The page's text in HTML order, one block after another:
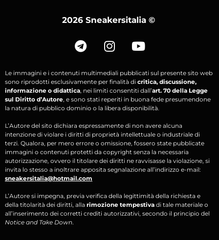
2026 Sneakersitalia ©
Le immagini e i contenuti multimediali pubblicati sul presente sito web
sono riprodotti esclusivamente per finalità di critica, discussione,
informazione o didattica, nei limiti consentiti dall’art. 70 della Legge
sul Diritto d’Autore, e sono stati reperiti in buona fede presumendone
la natura di pubblico dominio o la libera disponibilità.
L’Autore del sito dichiara espressamente di non avere alcuna
intenzione di violare i diritti di proprietà intellettuale o industriale di
terzi. Qualora, per mero errore o omissione, fossero state pubblicate
immagini o contenuti protetti da copyright senza la necessaria
autorizzazione, ovvero il titolare dei diritti ne ravvisasse la violazione, si
invita lo stesso a inoltrare apposita segnalazione all’indirizzo e-mail:
sneakersitalia@hotmail.com
L’Autore si impegna, previa verifica della legittimità della richiesta e
della titolarità dei diritti, alla rimozione tempestiva di tale materiale o
all’inserimento dei corretti crediti autorizzativi, secondo il principio del
Notice and Take Down.